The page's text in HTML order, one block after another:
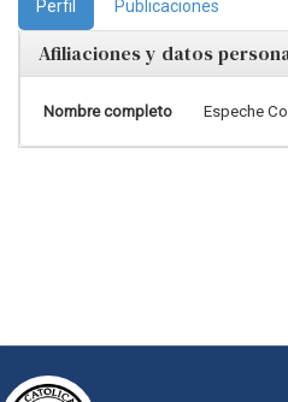
Perfil Publicaciones
Afiliaciones y datos
Nombre completo Espeche